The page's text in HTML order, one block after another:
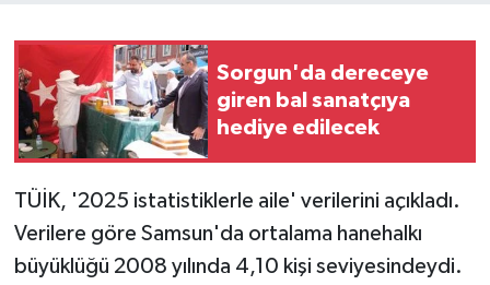
Sorgun'da dereceye
giren bal sanatçıya
hediye edilecek
TÜİK, '2025 istatistiklerle aile' verilerini açıkladı.
Verilere göre Samsun'da ortalama hanehalkı
büyüklüğü 2008 yılında 4,10 kişi seviyesindeydi.
Teknoloji
Yaşam